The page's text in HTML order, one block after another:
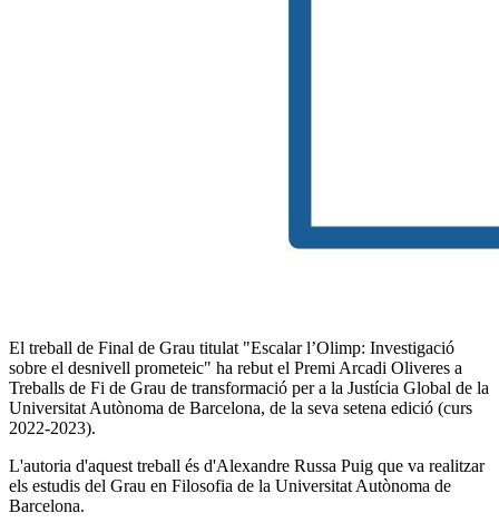
El treball de Final de Grau titulat "Escalar l’Olimp: Investigació
sobre el desnivell prometeic" ha rebut el Premi Arcadi Oliveres a
Treballs de Fi de Grau de transformació per a la Justícia Global de la
Universitat Autònoma de Barcelona, de la seva setena edició (curs
2022-2023).
L'autoria d'aquest treball és d'Alexandre Russa Puig que va realitzar
els estudis del Grau en Filosofia de la Universitat Autònoma de
Barcelona.